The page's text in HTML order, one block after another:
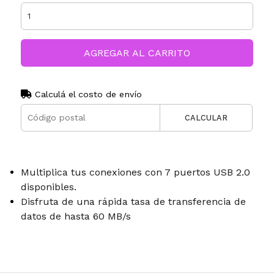
AGREGAR AL CARRITO
Calculá el costo de envío
CALCULAR
Multiplica tus conexiones con 7 puertos USB 2.0
disponibles.
Disfruta de una rápida tasa de transferencia de
datos de hasta 60 MB/s